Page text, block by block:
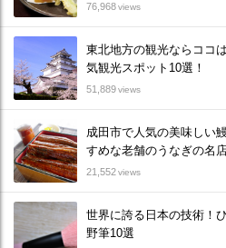
76,968views
東北地方の観光ならココ
気観光スポット10選！
51,889views
成田市で人気の美味しい
すめな老舗のうなぎの名
21,552views
世界に誇る日本の技術！
野筆10選